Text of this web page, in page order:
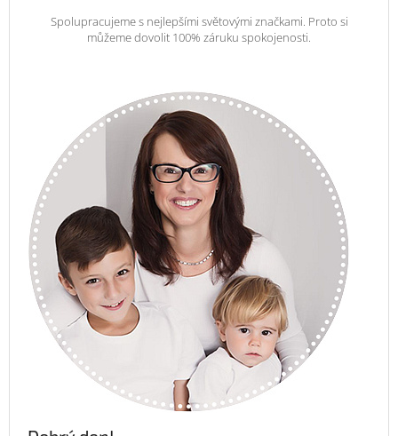
Spolupracujeme s nejlepšími světovými značkami. Proto si
můžeme dovolit 100% záruku spokojenosti.